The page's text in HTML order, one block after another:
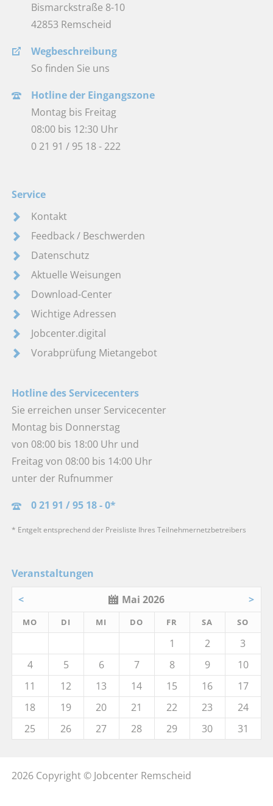
Bismarckstraße 8-10
42853 Remscheid
Wegbeschreibung
So finden Sie uns
Hotline der Eingangszone
Montag bis Freitag
08:00 bis 12:30 Uhr
0 21 91 / 95 18 - 222
Service
Kontakt
Feedback / Beschwerden
Datenschutz
Aktuelle Weisungen
Download-Center
Wichtige Adressen
Jobcenter.digital
Vorabprüfung Mietangebot
Hotline des Servicecenters
Sie erreichen unser Servicecenter
Montag bis Donnerstag
von 08:00 bis 18:00 Uhr und
Freitag von 08:00 bis 14:00 Uhr
unter der Rufnummer
0 21 91 / 95 18 - 0*
* Entgelt entsprechend der Preisliste Ihres Teilnehmernetzbetreibers
Veranstaltungen
<
Mai 2026 >
MO DI MI DO FR SA SO
1 2
3
4
5 6 7 8 9
10
11
12 13 14 15 16
17
18
19 20 21 22 23
24
25
26 27 28 29 30 31
2026 Copyright © Jobcenter Remscheid